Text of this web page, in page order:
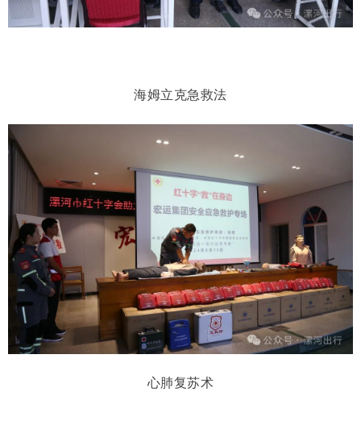
海姆立克急救法
心肺复苏术